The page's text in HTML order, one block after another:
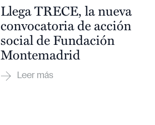
Llega TRECE, la nueva
convocatoria de acción
social de Fundación
Montemadrid